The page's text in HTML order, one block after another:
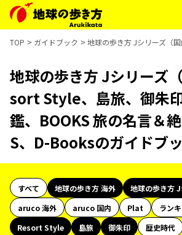
TOP ガイドブック 地球の歩き方 Jシリーズ（
地球の歩き方 Jシリーズ
sort Style、島旅、御朱
鑑、BOOKS 旅の名言＆
S、D-Booksのガイドブ
すべて 地球の歩き方 海外
地球の歩き方 J
aruco 海外
aruco 国内 Plat
ラン
Resort Style
島旅 御朱印 歴史時代